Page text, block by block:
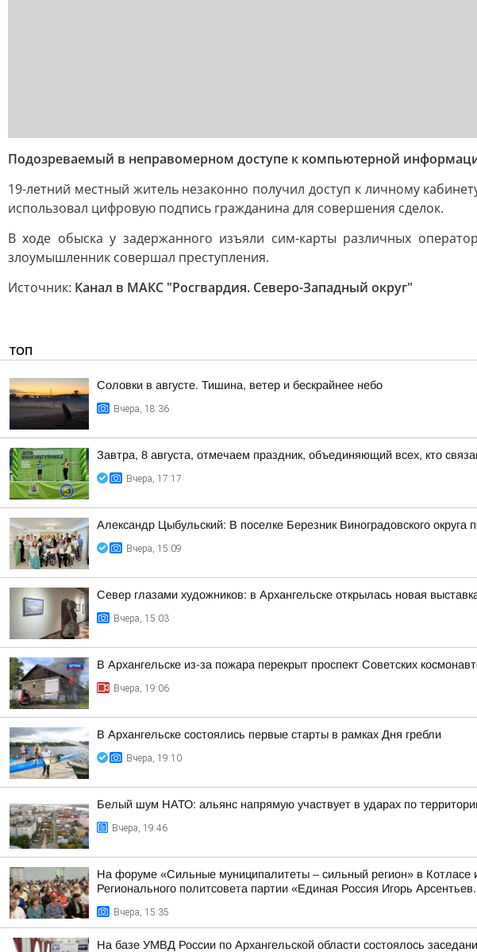
Подозреваемый в неправомерном доступе к компьютерной
19-летний местный житель незаконно получил доступ к личному
использовал цифровую подпись гражданина для совершения сделок.
В ходе обыска у задержанного изъяли сим-карты различных
злоумышленник совершал преступления.
Источник: Канал в МАКС "Росгвардия. Северо-Западный округ"
ТОП
Соловки в августе. Тишина, ветер и бескрайнее небо
Вчера, 18:36
Завтра, 8 августа, отмечаем праздник, объединяющий всех, кто
Вчера, 17:17
Александр Цыбульский: В поселке Березник Виноградовского
Вчера, 15:09
Север глазами художников: в Архангельске открылась новая
Вчера, 15:03
В Архангельске из-за пожара перекрыт проспект Советских
Вчера, 19:06
В Архангельске состоялись первые старты в рамках Дня гребли
Вчера, 19:10
Белый шум НАТО: альянс напрямую участвует в ударах по
Вчера, 19:46
На форуме «Сильные муниципалитеты – сильный регион» в Котласе
Регионального политсовета партии «Единая Россия Игорь
Вчера, 15:35
На базе УМВД России по Архангельской области состоялось